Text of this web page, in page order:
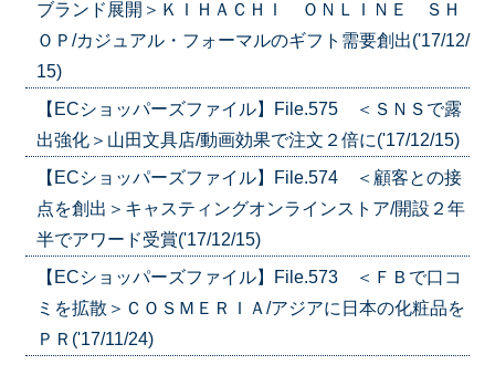
ブランド展開＞ＫＩＨＡＣＨＩ ＯＮＬＩＮＥ ＳＨ
ＯＰ/カジュアル・フォーマルのギフト需要創出('17/12/
15)
【ECショッパーズファイル】File.575 ＜ＳＮＳで露
出強化＞山田文具店/動画効果で注文２倍に('17/12/15)
【ECショッパーズファイル】File.574 ＜顧客との接
点を創出＞キャスティングオンラインストア/開設２年
半でアワード受賞('17/12/15)
【ECショッパーズファイル】File.573 ＜ＦＢで口コ
ミを拡散＞ＣＯＳＭＥＲＩＡ/アジアに日本の化粧品を
ＰＲ('17/11/24)